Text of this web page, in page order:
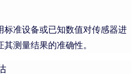
标准设备或已知数值对传感器进
测量结果的准确性。